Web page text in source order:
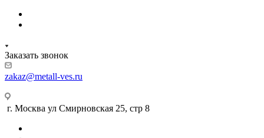
Заказать звонок
zakaz@metall-ves.ru
г. Москва ул Смирновская 25, стр 8